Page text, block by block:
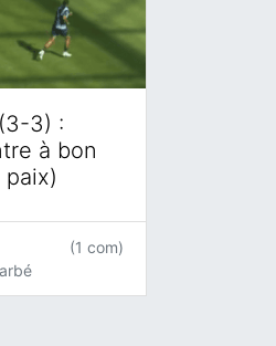
3) :
à bon
(1 com)